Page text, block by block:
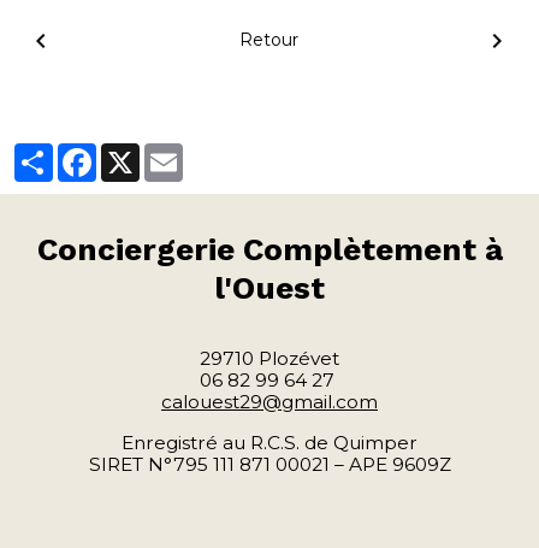
Retour
PartagerFacebook
X
Conciergerie Complètement à
l'Ouest
29710 Plozévet
06 82 99 64 27
calouest29@gmail.com
Enregistré au R.C.S. de Quimper
SIRET N°795 111 871 00021 – APE 9609Z